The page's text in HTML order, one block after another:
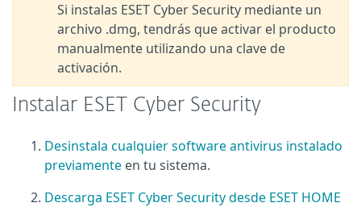
Si instalas ESET Cyber Security mediante un
archivo .dmg, tendrás que activar el producto
manualmente utilizando una clave de
activación.
Instalar ESET Cyber Security
Desinstala cualquier software antivirus instalado
previamente en tu sistema.
Descarga ESET Cyber Security desde ESET HOME